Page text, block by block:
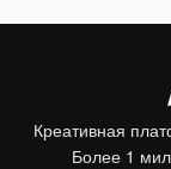
Креативная
Более 1